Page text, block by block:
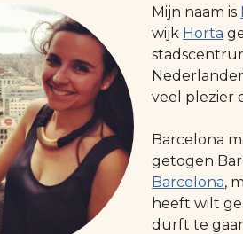
Mijn naam is
wijk Horta
veel plezier
Barcelona
getogen
Barcelona,
heeft wilt
durft te